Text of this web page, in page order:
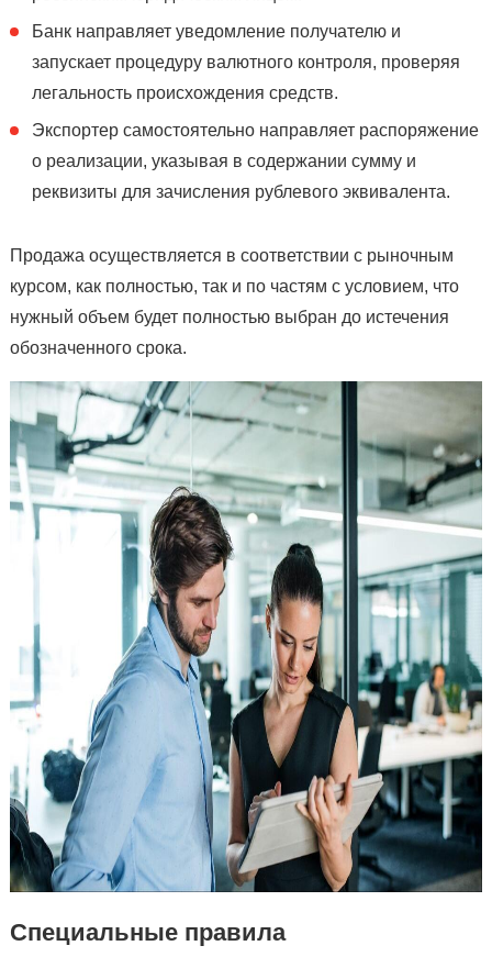
Банк направляет уведомление получателю и
запускает процедуру валютного контроля, проверяя
легальность происхождения средств.
Экспортер самостоятельно направляет распоряжение
о реализации, указывая в содержании сумму и
реквизиты для зачисления рублевого эквивалента.
Продажа осуществляется в соответствии с рыночным
курсом, как полностью, так и по частям с условием, что
нужный объем будет полностью выбран до истечения
обозначенного срока.
Специальные правила